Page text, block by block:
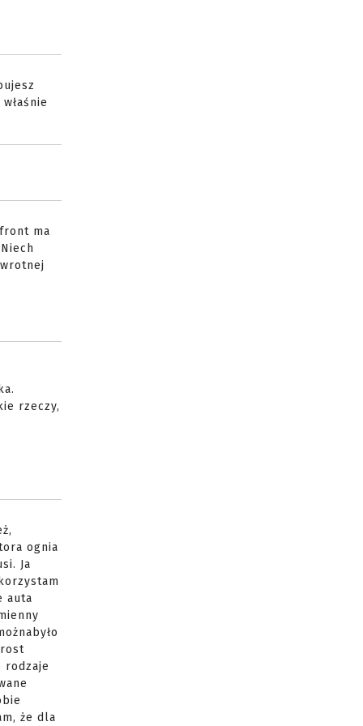
ma
rzeczy,
ognia
Ja
auta
rodzaje
że dla